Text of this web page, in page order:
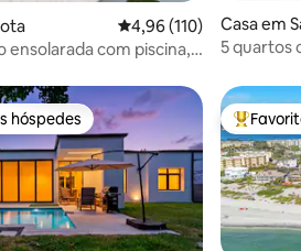
Classificação média de
4,96 (110)
ensolarada com piscina, a
Casa em
5 quartos
hóspedes mais apreciados
hóspedes